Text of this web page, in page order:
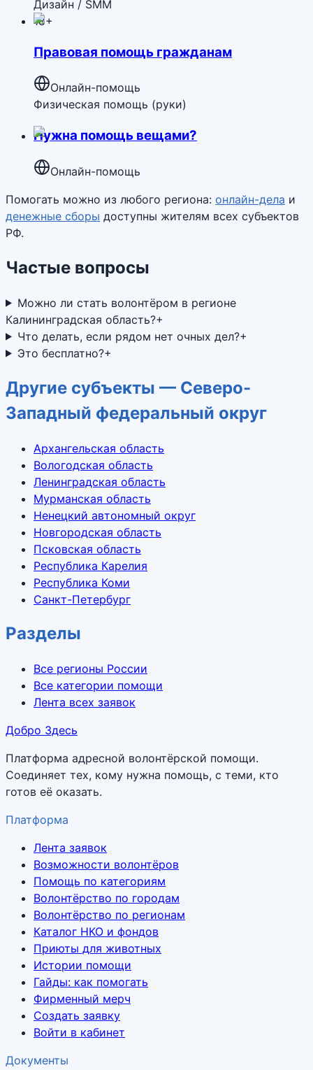
Дизайн / SMM
18+
Правовая помощь гражданам
Онлайн-помощь
Физическая помощь (руки)
Нужна помощь вещами?
Онлайн-помощь
Помогать можно из любого региона: онлайн-дела и
денежные сборы доступны жителям всех субъектов
РФ.
Частые вопросы
Можно ли стать волонтёром в регионе
Калининградская область?+
Что делать, если рядом нет очных дел?+
Это бесплатно?+
Другие субъекты — Северо-
Западный федеральный округ
Архангельская область
Вологодская область
Ленинградская область
Мурманская область
Ненецкий автономный округ
Новгородская область
Псковская область
Республика Карелия
Республика Коми
Санкт-Петербург
Разделы
Все регионы России
Все категории помощи
Лента всех заявок
Добро Здесь
Платформа адресной волонтёрской помощи.
Соединяет тех, кому нужна помощь, с теми, кто
готов её оказать.
Платформа
Лента заявок
Возможности волонтёров
Помощь по категориям
Волонтёрство по городам
Волонтёрство по регионам
Каталог НКО и фондов
Приюты для животных
Истории помощи
Гайды: как помогать
Фирменный мерч
Создать заявку
Войти в кабинет
Документы